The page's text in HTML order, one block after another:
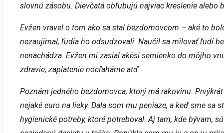
slovnú zásobu. Dievčatá obľubujú najviac kreslenie
Evžen vravel o tom ako sa stal bezdomovcom – aké to
nezaujímal, ľudia ho odsudzovali. Naučil sa milovať ľudí
nenachádza. Evžen mi zasial akési semienko do môjho
zdravie, zaplatenie nocľahárne atď.
Poznám jedného bezdomovca, ktorý má rakovinu.
nejaké euro na lieky. Dala som mu peniaze, a keď sme
hygienické potreby, ktoré potreboval. Aj tam, kde bývam,